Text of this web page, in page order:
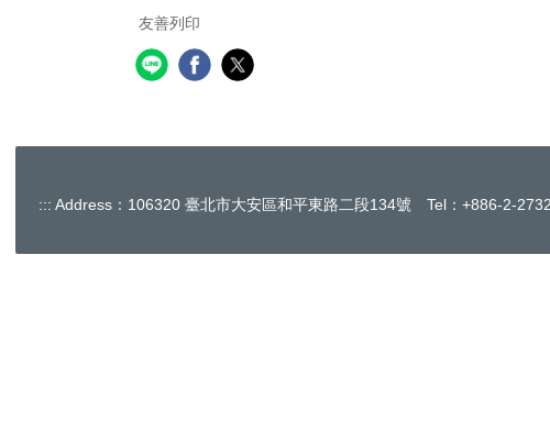
友善列印
::: Address：106320 臺北市大安區和平東路二段134號 Tel：